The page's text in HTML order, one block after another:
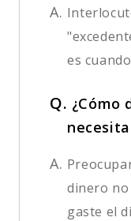
A.
es
Q. ¿Cómo
A.
dinero no
gaste el